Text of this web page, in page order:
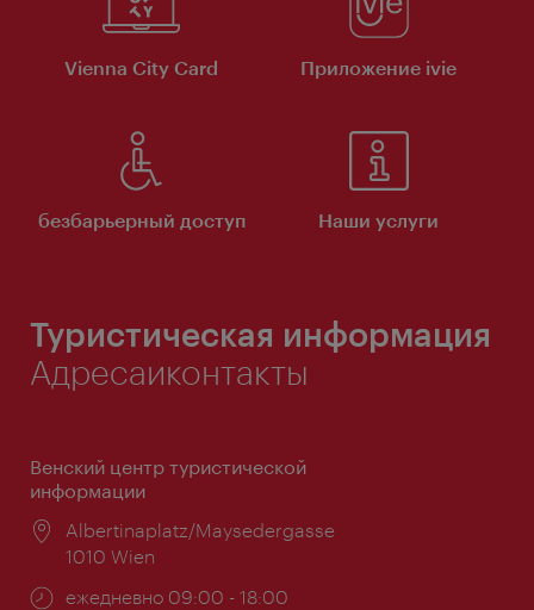
Vienna City Card Приложение ivie
безбарьерный доступ Наши услуги
Туристическая информация
Адресаиконтакты
Венский центр туристической
информации
Расположение:
Albertinaplatz/Maysedergasse
1010 Wien
Часы
ежедневно 09:00 - 18:00